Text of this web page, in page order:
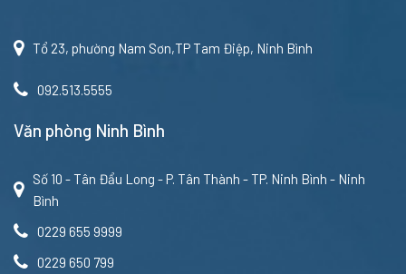
Tổ 23, phường Nam Sơn,TP Tam Điệp, Ninh Bình
092.513.5555
Văn phòng Ninh Bình
Số 10 - Tân Đẩu Long - P. Tân Thành - TP. Ninh Bình - Ninh
Bình
0229 655 9999
0229 650 799